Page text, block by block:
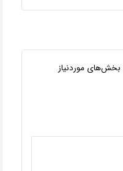
بخش‌های موردنیاز